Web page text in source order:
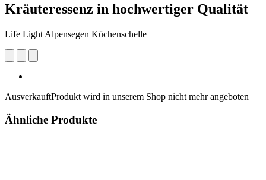
Kräuteressenz in hochwertiger Qualität
Life Light Alpensegen Küchenschelle
AusverkauftProdukt wird in unserem Shop nicht mehr angeboten
Ähnliche Produkte